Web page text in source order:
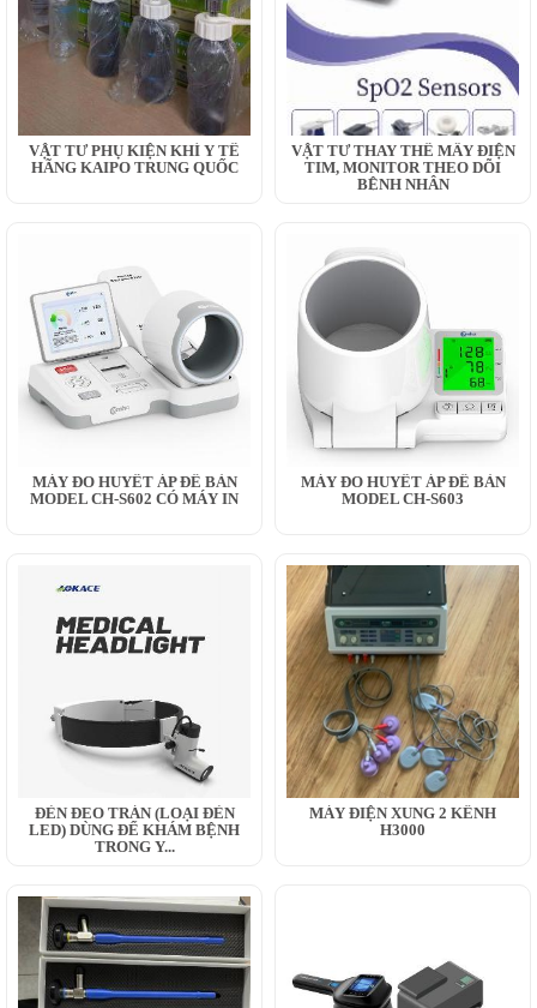
VẬT TƯ PHỤ KIỆN KHÍ Y TẾ
HÃNG KAIPO TRUNG QUỐC
VẬT TƯ THAY THẾ MÂY ĐIỆN
TIM, MONITOR THEO DÕI
BỆNH NHÂN
MÁY ĐO HUYẾT ÁP ĐỂ BÀN
MODEL CH-S602 CÓ MÁY IN
MÁY ĐO HUYẾT ÁP ĐỂ BÀN
MODEL CH-S603
ĐÈN ĐEO TRÁN (LOẠI ĐÈN
LED) DÙNG ĐỂ KHÁM BỆNH
TRONG Y...
MÁY ĐIỆN XUNG 2 KÊNH
H3000